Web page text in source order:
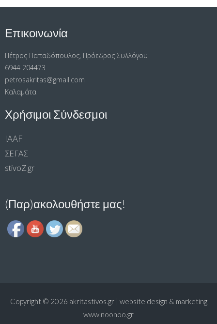
Επικοινωνία
Πέτρος Παπαδόπουλος, Πρόεδρος Συλλόγου
6944 204473
petrosakritas@gmail.com
Καλαμάτα
Χρήσιμοι Σύνδεσμοι
IAAF
ΣΕΓΑΣ
stivoΖ.gr
(Παρ)ακολουθήστε μας!
Copyright © 2026 akritastivos.gr | website design & marketing
www.noonoo.gr